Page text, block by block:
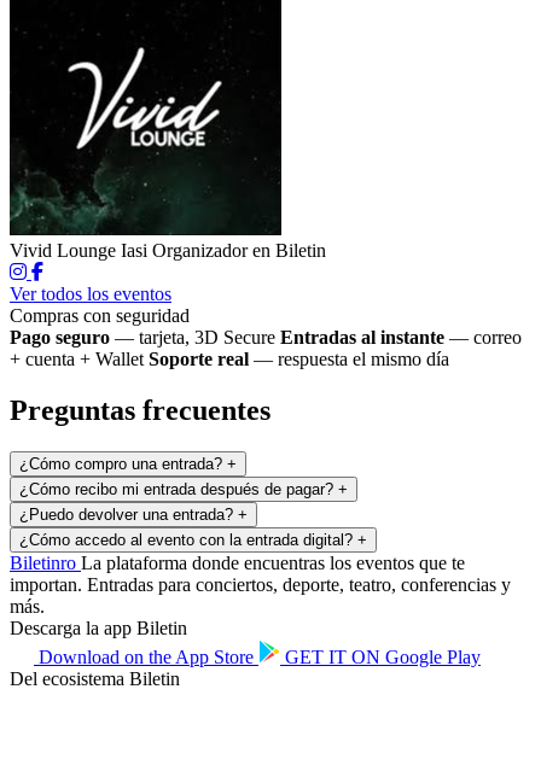
Vivid Lounge Iasi Organizador en Biletin
Ver todos los eventos
Compras con seguridad
Pago seguro — tarjeta, 3D Secure Entradas al instante — correo
+ cuenta + Wallet Soporte real — respuesta el mismo día
Preguntas frecuentes
¿Cómo compro una entrada? +
¿Cómo recibo mi entrada después de pagar? +
¿Puedo devolver una entrada? +
¿Cómo accedo al evento con la entrada digital? +
Biletinro La plataforma donde encuentras los eventos que te
importan. Entradas para conciertos, deporte, teatro, conferencias y
más.
Descarga la app Biletin
Download on the App Store GET IT ON Google Play
Del ecosistema Biletin